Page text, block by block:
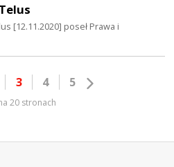
[12.11.2020] poseł Prawa i
3 4 5
20 stronach